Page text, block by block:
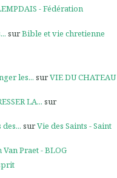
- Fédération
surBible et vie chretienne
les... surVIE DU CHATEAU
LA... sur
surVie des Saints - Saint
Van Praet - BLOG